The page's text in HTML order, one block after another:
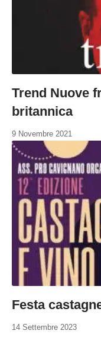
Trend Nuove
britannica
9 Novembre 2021
Festa
14 Settembre 2023